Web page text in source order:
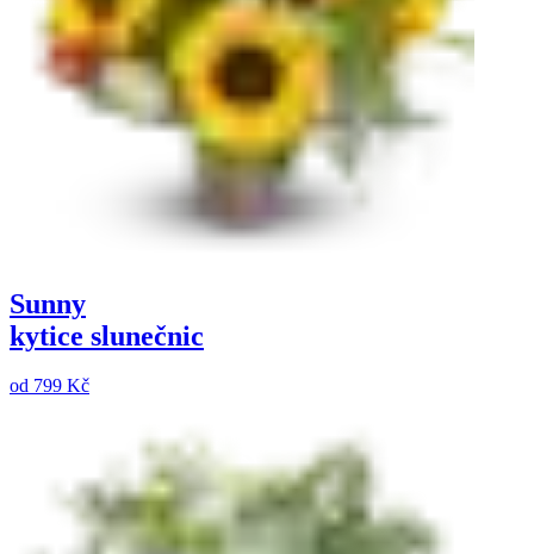
Sunny
kytice slunečnic
od 799 Kč